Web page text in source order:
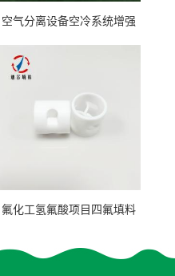
空气分离设备空冷系统增强
氟化工氢氟酸项目四氟填料
蚀